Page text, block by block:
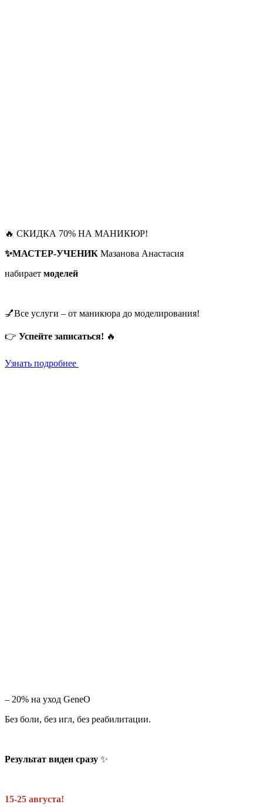
🔥 СКИДКА 70% НА МАНИКЮР!
✨МАСТЕР-УЧЕНИК Мазанова Анастасия
набирает моделей
💅Все услуги – от маникюра до моделирования!
👉 Успейте записаться! 🔥
Узнать подробнее
– 20% на уход GeneO
Без боли, без игл, без реабилитации.
Результат виден сразу ✨
15-25 августа!